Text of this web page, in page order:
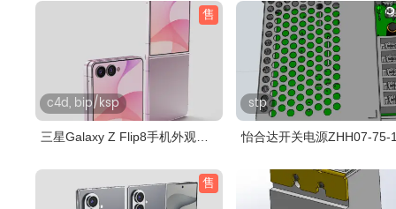
售
c4d, bip/ksp
三星Galaxy Z Flip8手机外观
stp
怡合达开关电源ZHH07-75-
售